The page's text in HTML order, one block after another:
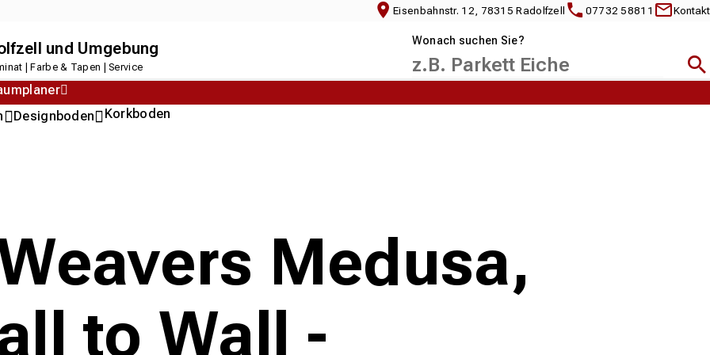
Eisenbahnstr. 12, 78315 Radolfzell 07732 58811 Kontakt
und Umgebung
| Farbe & Tapen | Service
Wonach suchen Sie?
Designboden Korkboden
Medusa,
to Wall -